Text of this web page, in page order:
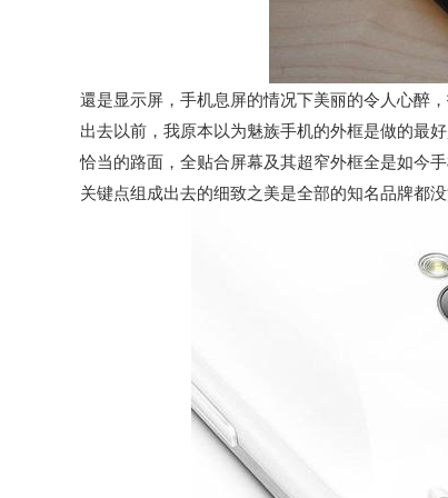
還是显示屏，手机息屏的情况下美丽的令人心醉
出去以前，我原本以为魅族手机的外框是做的最
恰当的路面，全贴合屏幕及其超窄外框全是如今
关键点组成出去的细致之美是全部的知名品牌都没